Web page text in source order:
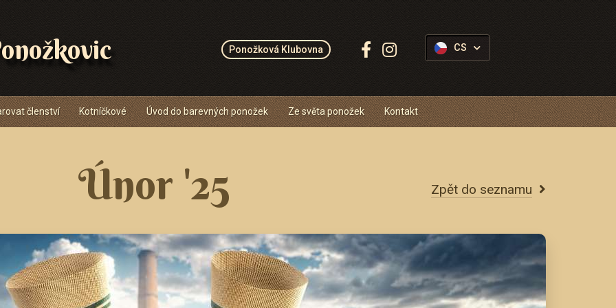
Ponožková Klubovna
Sledujte
CS
členství Kotníčkové Úvod do barevných ponožek Ze světa ponožek Kontakt
Únor '25 Zpět do seznamu